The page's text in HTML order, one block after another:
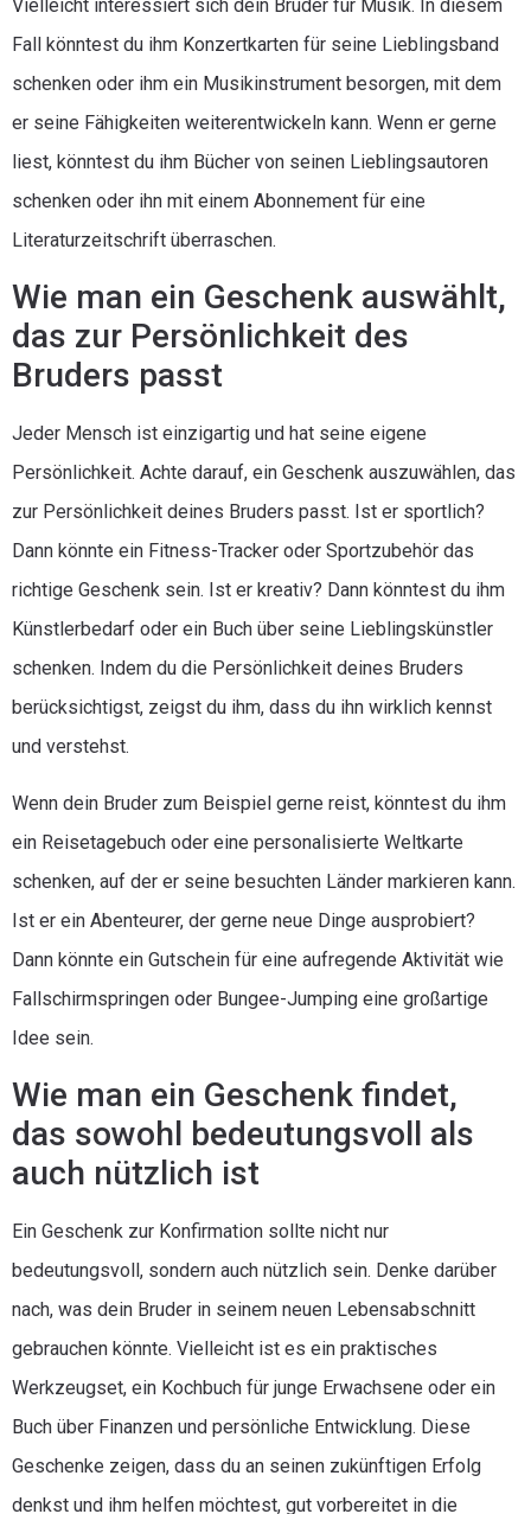
Vielleicht interessiert sich dein Bruder für Musik. In diesem
Fall könntest du ihm Konzertkarten für seine Lieblingsband
schenken oder ihm ein Musikinstrument besorgen, mit dem
er seine Fähigkeiten weiterentwickeln kann. Wenn er gerne
liest, könntest du ihm Bücher von seinen Lieblingsautoren
schenken oder ihn mit einem Abonnement für eine
Literaturzeitschrift überraschen.
Wie man ein Geschenk auswählt,
das zur Persönlichkeit des
Bruders passt
Jeder Mensch ist einzigartig und hat seine eigene
Persönlichkeit. Achte darauf, ein Geschenk auszuwählen, das
zur Persönlichkeit deines Bruders passt. Ist er sportlich?
Dann könnte ein Fitness-Tracker oder Sportzubehör das
richtige Geschenk sein. Ist er kreativ? Dann könntest du ihm
Künstlerbedarf oder ein Buch über seine Lieblingskünstler
schenken. Indem du die Persönlichkeit deines Bruders
berücksichtigst, zeigst du ihm, dass du ihn wirklich kennst
und verstehst.
Wenn dein Bruder zum Beispiel gerne reist, könntest du ihm
ein Reisetagebuch oder eine personalisierte Weltkarte
schenken, auf der er seine besuchten Länder markieren kann.
Ist er ein Abenteurer, der gerne neue Dinge ausprobiert?
Dann könnte ein Gutschein für eine aufregende Aktivität wie
Fallschirmspringen oder Bungee-Jumping eine großartige
Idee sein.
Wie man ein Geschenk findet,
das sowohl bedeutungsvoll als
auch nützlich ist
Ein Geschenk zur Konfirmation sollte nicht nur
bedeutungsvoll, sondern auch nützlich sein. Denke darüber
nach, was dein Bruder in seinem neuen Lebensabschnitt
gebrauchen könnte. Vielleicht ist es ein praktisches
Werkzeugset, ein Kochbuch für junge Erwachsene oder ein
Buch über Finanzen und persönliche Entwicklung. Diese
Geschenke zeigen, dass du an seinen zukünftigen Erfolg
denkst und ihm helfen möchtest, gut vorbereitet in die